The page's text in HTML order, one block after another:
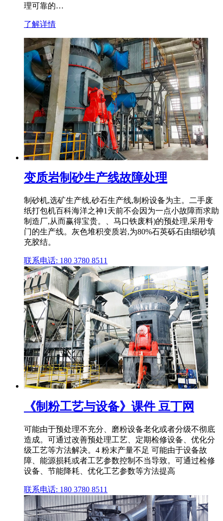
理可靠的…
了解详情
变质岩制砂生产线故障处理
制砂机,选矿生产线,砂石生产线,制粉设备为主。二手废
纸打包机百科海洋之神1天前不会因为一点小故障而求助
制造厂,从而赢得宝贵。、马口铁废料)的预处理,采用专
门的生产线。灰色堆积变质岩,为80%石英砾石由细砂填
充胶结。
联系电话: 180 3780 8511
《制粉工艺与设备》课件 豆丁网
可能由于预处理不充分、磨粉设备老化或者分级不彻底
造成。可通过改善预处理工艺、定期检修设备、优化分
级工艺等方法解决。4 粉末产量不足 可能由于设备故
障、能源损耗或者工艺参数控制不当导致。可通过检修
设备、节能降耗、优化工艺参数等方法提高
联系电话: 180 3780 8511